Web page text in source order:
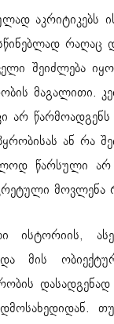
აკრიტიკებს
რაღაც
შეიძლება
მაგალითი.
წარმოადგენს
ან რა
წარსული არ
მოვლენა
ისტორიის,
მის